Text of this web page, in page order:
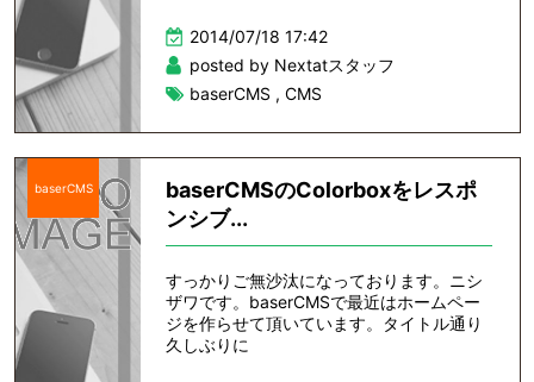
2014/07/18 17:42
posted by Nextatスタッフ
baserCMS , CMS
baserCMS
baserCMSのColorboxをレスポ
ンシブ...
すっかりご無沙汰になっております。ニシ
ザワです。baserCMSで最近はホームペー
ジを作らせて頂いています。タイトル通り
久しぶりに